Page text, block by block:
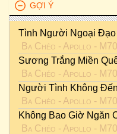
GỢI Ý
Tình Người Ngoại Đạo
Ba Chéo - Apollo -
Sương Trắng Miền
Ba Chéo - Apollo -
Người Tình Không Đến
Ba Chéo - Apollo -
Không Bao Giờ Ngăn
Ba Chéo - Apollo -